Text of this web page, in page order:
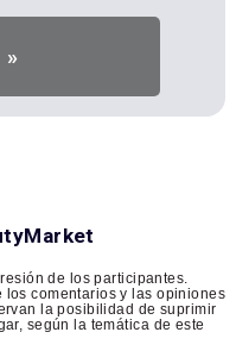
de los participantes.
los comentarios y las opiniones
la posibilidad de suprimir
según la temática de este